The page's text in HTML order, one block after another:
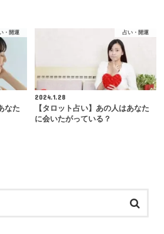
・開運
なた
占い・開運
2024.1.28
【タロット占い】あの人はあなた
に会いたがっている？